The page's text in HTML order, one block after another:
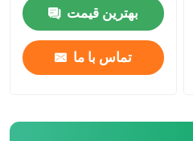
بهترین قیمت
تماس با ما